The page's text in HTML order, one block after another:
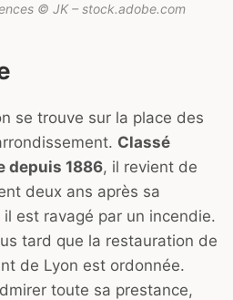
© JK – stock.adobe.com
se trouve sur la place des
Classé
depuis 1886, il revient de
deux ans après sa
est ravagé par un incendie.
tard que la restauration de
de Lyon est ordonnée.
toute sa prestance,